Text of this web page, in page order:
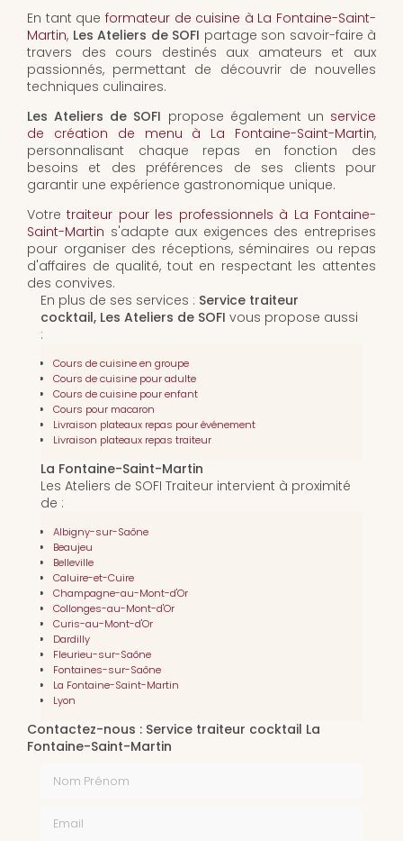
En tant que formateur de cuisine à La Fontaine-Saint-
Martin, Les Ateliers de SOFI partage son savoir-faire à
travers des cours destinés aux amateurs et aux
passionnés, permettant de découvrir de nouvelles
techniques culinaires.
Les Ateliers de SOFI propose également un service
de création de menu à La Fontaine-Saint-Martin,
personnalisant chaque repas en fonction des
besoins et des préférences de ses clients pour
garantir une expérience gastronomique unique.
Votretraiteur pour les professionnels à La Fontaine-
Saint-Martin s'adapte aux exigences des entreprises
pour organiser des réceptions, séminaires ou repas
d'affaires de qualité, tout en respectant les attentes
des convives.
En plus de ses services : Service traiteur
cocktail, Les Ateliers de SOFI vous propose aussi
:
Cours de cuisine en groupe
Cours de cuisine pour adulte
Cours de cuisine pour enfant
Cours pour macaron
Livraison plateaux repas pour événement
Livraison plateaux repas traiteur
La Fontaine-Saint-Martin
Les Ateliers de SOFI Traiteur intervient à proximité
de :
Albigny-sur-Saône
Beaujeu
Belleville
Caluire-et-Cuire
Champagne-au-Mont-d'Or
Collonges-au-Mont-d'Or
Curis-au-Mont-d'Or
Dardilly
Fleurieu-sur-Saône
Fontaines-sur-Saône
La Fontaine-Saint-Martin
Lyon
Contactez-nous : Service traiteur cocktail La
Fontaine-Saint-Martin